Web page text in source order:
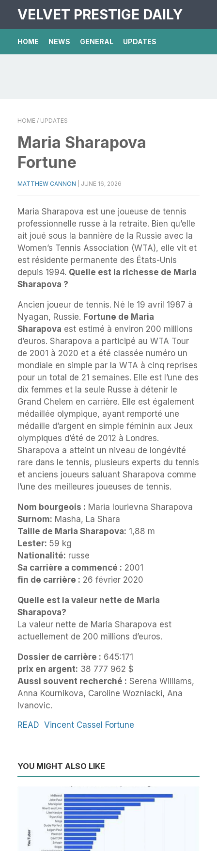
VELVET PRESTIGE DAILY
HOME NEWS GENERAL UPDATES
HOME / UPDATES
Maria Sharapova
Fortune
MATTHEW CANNON JUNE 16, 2026
Maria Sharapova est une joueuse de tennis
professionnelle russe à la retraite. Bien qu’elle
ait joué sous la bannière de la Russie avec la
Women’s Tennis Association (WTA), elle vit et
est résidente permanente des États-Unis
depuis 1994. Quelle est la richesse de Maria
Sharapova ?
Ancien joueur de tennis. Né le 19 avril 1987 à
Nyagan, Russie. Fortune de Maria
Sharapova est estimé à environ 200 millions
d’euros. Sharapova a participé au WTA Tour
de 2001 à 2020 et a été classée numéro un
mondiale en simple par la WTA à cinq reprises
pour un total de 21 semaines. Elle est l’une des
dix femmes et la seule Russe à détenir le
Grand Chelem en carrière. Elle est également
médaillée olympique, ayant remporté une
médaille d’argent en simple féminin aux Jeux
olympiques d’été de 2012 à Londres.
Sharapova a atteint un niveau de longévité
rare dans le tennis, plusieurs experts du tennis
et anciens joueurs saluant Sharapova comme
l’une des meilleures joueuses de tennis.
Nom bourgeois : Maria Iourievna Sharapova
Surnom: Masha, La Shara
Taille de Maria Sharapova: 1,88 m
Lester: 59 kg
Nationalité: russe
Sa carrière a commencé : 2001
fin de carrière : 26 février 2020
Quelle est la valeur nette de Maria
Sharapova?
La valeur nette de Maria Sharapova est
actuellement de 200 millions d’euros.
Dossier de carrière : 645:171
prix en argent: 38 777 962 $
Aussi souvent recherché : Serena Williams,
Anna Kournikova, Caroline Wozniacki, Ana
Ivanovic.
READ Vincent Cassel Fortune
YOU MIGHT ALSO LIKE